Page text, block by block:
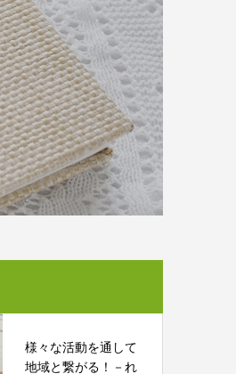
様々な活動を通して
地域と繋がる！－れ